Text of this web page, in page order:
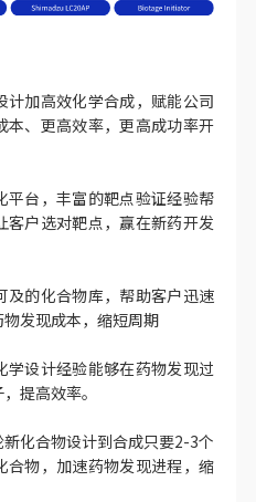
加高效化学合成，赋能公司
本、更高效率，更高成功率开
平台，丰富的靶点验证经验帮
户选对靶点，赢在新药开发
及的化合物库，帮助客户迅速
发现成本，缩短周期
学设计经验能够在药物发现过
提高效率。
化合物设计到合成只要2-3个
合物，加速药物发现进程，缩